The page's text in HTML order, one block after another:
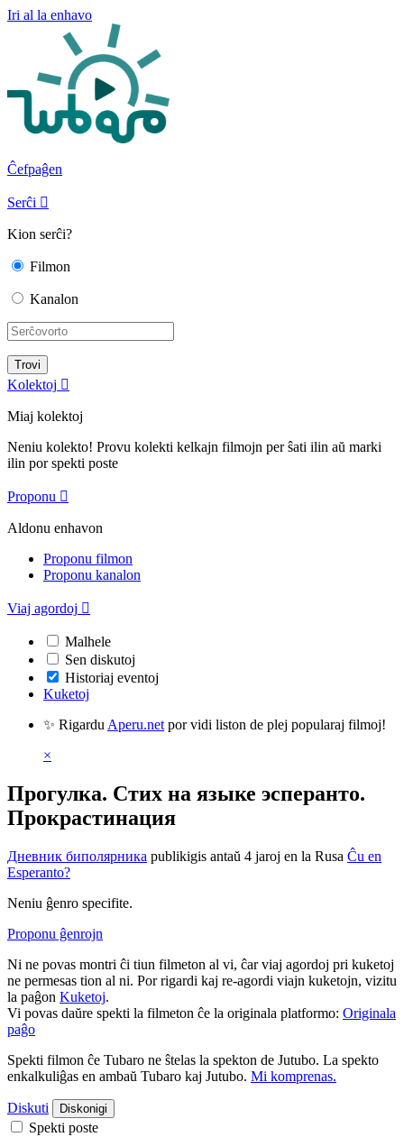
Iri al la enhavo
Ĉefpaĝen
Serĉi 
Kion serĉi?
Filmon
Kanalon
Kolektoj 
Miaj kolektoj
Neniu kolekto! Provu kolekti kelkajn filmojn per ŝati ilin aŭ marki
ilin por spekti poste
Proponu 
Aldonu enhavon
Proponu filmon
Proponu kanalon
Viaj agordoj 
Malhele
Sen diskutoj
Historiaj eventoj
Kuketoj
✨ Rigardu Aperu.net por vidi liston de plej popularaj filmoj!
×
Прогулка. Стих на языке эсперанто.
Прокрастинация
Дневник биполярника publikigis antaŭ 4 jaroj en la Rusa Ĉu en
Esperanto?
Neniu ĝenro specifite.
Proponu ĝenrojn
Ni ne povas montri ĉi tiun filmeton al vi, ĉar viaj agordoj pri kuketoj
ne permesas tion al ni. Por rigardi kaj re-agordi viajn kuketojn, vizitu
la paĝon Kuketoj.
Vi povas daŭre spekti la filmeton ĉe la originala platformo: Originala
paĝo
Spekti filmon ĉe Tubaro ne ŝtelas la spekton de Jutubo. La spekto
enkalkuliĝas en ambaŭ Tubaro kaj Jutubo. Mi komprenas.
Diskuti Diskonigi
Spekti poste